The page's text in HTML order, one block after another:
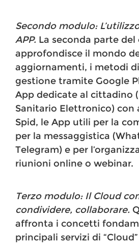
Secondo modulo:
APP. La seconda parte del
approfondisce il mondo
aggiornamenti, i metodi
gestione tramite Google
App dedicate al cittadino
Sanitario Elettronico) con
Spid, le App utili per la
per la messaggistica
Telegram) e per
riunioni online o webinar.
Terzo modulo: Il Cloud
condividere, collaborare.
affronta i concetti
principali servizi di